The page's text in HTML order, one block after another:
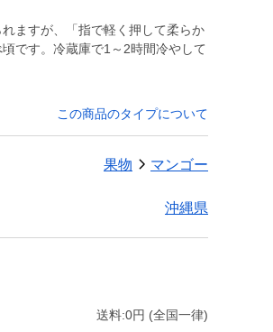
ますが、「指で軽く押して柔らか
です。冷蔵庫で1～2時間冷やして
この商品のタイプについて
果物 マンゴー
沖縄県
送料:0円 (全国一律)